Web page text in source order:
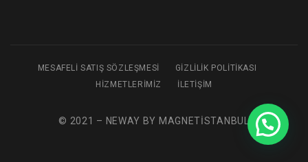
MESAFELI SATIŞ SÖZLEŞMESI
GIZLILIK POLITIKASI
HIZMETLERIMIZ
İLETIŞIM
© 2021 – NEWAY BY MAGNETİSTANBUL